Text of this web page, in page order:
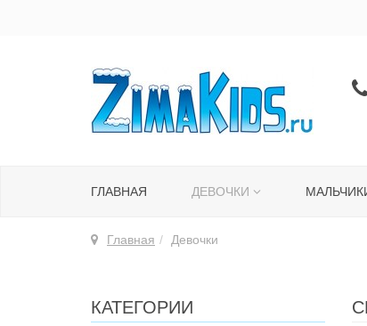
ГЛАВНАЯ ДЕВОЧКИ
Главная Девочки
КАТЕГОРИИ